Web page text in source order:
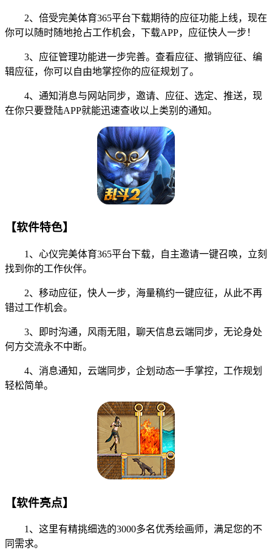
2、倍受完美体育365平台下载期待的应征功能上线，现在
你可以随时随地抢占工作机会，下载APP，应征快人一步！
3、应征管理功能进一步完善。查看应征、撤销应征、编
辑应征，你可以自由地掌控你的应征规划了。
4、通知消息与网站同步，邀请、应征、选定、推送，现
在你只要登陆APP就能迅速查收以上类别的通知。
【软件特色】
1、心仪完美体育365平台下载，自主邀请一键召唤，立刻
找到你的工作伙伴。
2、移动应征，快人一步，海量稿约一键应征，从此不再
错过工作机会。
3、即时沟通，风雨无阻，聊天信息云端同步，无论身处
何方交流永不中断。
4、消息通知，云端同步，企划动态一手掌控，工作规划
轻松简单。
【软件亮点】
1、这里有精挑细选的3000多名优秀绘画师，满足您的不
同需求。